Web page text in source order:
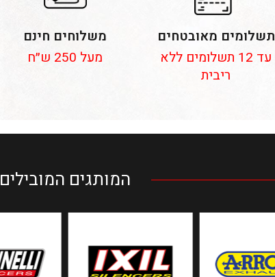
תשלומים מאובטחים
עד 12 תשלומים ללא
ריבית
משלוחים חינם
מעל 250 ש״ח
המותגים המובילים